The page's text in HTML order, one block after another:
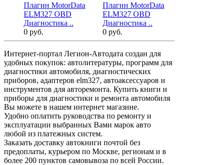
Плагин MotorData
ELM327 OBD
Диагностика ..
0 руб.
Плагин MotorData
ELM327 OBD
Диагностика ..
0 руб.
Интернет-портал Легион-Автодата создан для
удобных покупок: автолитературы, программ для
диагностики автомобиля, диагностических
приборов, адаптеров elm327, автоаксессуаров и
инструментов для авторемонта. Купить книги и
приборы для диагностики и ремонта автомобиля
Вы можете в нашем интернет магазине.
Удобно оплатить руководства по ремонту и
эксплуатации выбранных Вами марок авто
любой из платежных систем.
Заказать доставку автокниги почтой без
предоплаты, курьером по Москве, регионам и в
более 200 пунктов самовывоза по всей России.